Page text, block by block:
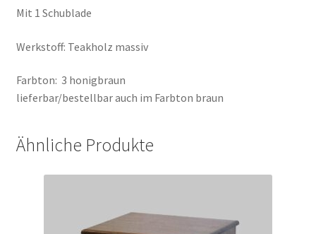
Mit 1 Schublade
Werkstoff: Teakholz massiv
Farbton: 3 honigbraun
lieferbar/bestellbar auch im Farbton braun
Ähnliche Produkte